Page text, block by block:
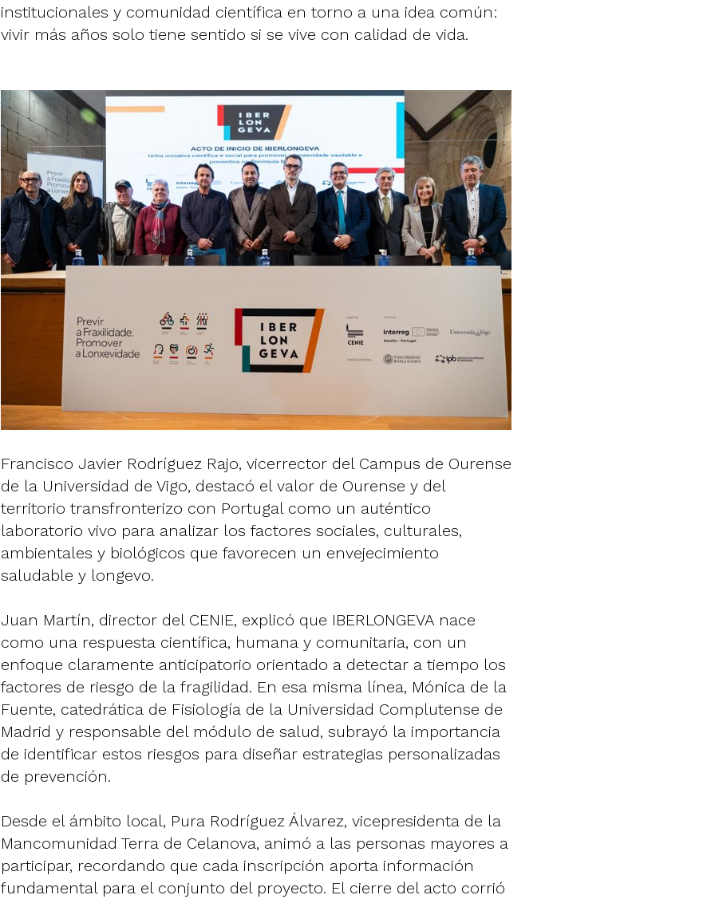
institucionales y comunidad científica en torno a una idea común:
vivir más años solo tiene sentido si se vive con calidad de vida.
Francisco Javier Rodríguez Rajo, vicerrector del Campus de Ourense
de la Universidad de Vigo, destacó el valor de Ourense y del
territorio transfronterizo con Portugal como un auténtico
laboratorio vivo para analizar los factores sociales, culturales,
ambientales y biológicos que favorecen un envejecimiento
saludable y longevo.
Juan Martín, director del CENIE, explicó que IBERLONGEVA nace
como una respuesta científica, humana y comunitaria, con un
enfoque claramente anticipatorio orientado a detectar a tiempo los
factores de riesgo de la fragilidad. En esa misma línea, Mónica de la
Fuente, catedrática de Fisiología de la Universidad Complutense de
Madrid y responsable del módulo de salud, subrayó la importancia
de identificar estos riesgos para diseñar estrategias personalizadas
de prevención.
Desde el ámbito local, Pura Rodríguez Álvarez, vicepresidenta de la
Mancomunidad Terra de Celanova, animó a las personas mayores a
participar, recordando que cada inscripción aporta información
fundamental para el conjunto del proyecto. El cierre del acto corrió